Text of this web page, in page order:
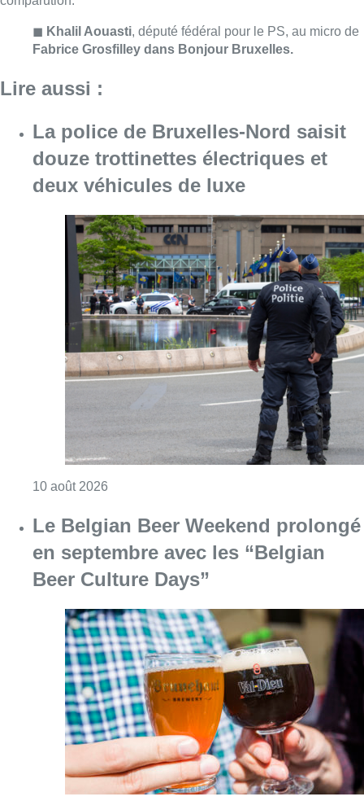
10 août 2026Consulter l'article "La police de Bruxelles-
Le Belgian Beer Weekend prolongé
en septembre avec les “Belgian
Beer Culture Days”
Eclipse du 12 août : les
gestionnaires de réseau se sont
préparés à l’impact sur la
production